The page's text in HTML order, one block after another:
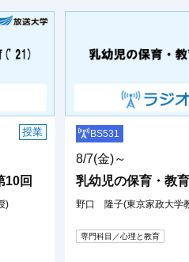
授業
10回
)
BS531
8/7(金)～
乳幼児の保育・教
野口 隆子(東京家政大学
専門科目／心理と教育